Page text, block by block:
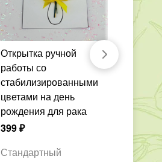
Открытка ручной
работы со
стабилизированными
цветами на день
рождения для рака
399₽
Стандартный
Символ
1 199₽